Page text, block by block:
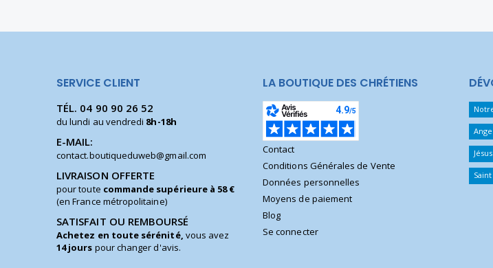
SERVICE CLIENT
TÉL. 04 90 90 26 52
du lundi au vendredi 8h-18h
E-MAIL:
contact.boutiqueduweb@gmail.com
LIVRAISON OFFERTE
pour toute commande supérieure à 58 €
(en France métropolitaine)
SATISFAIT OU REMBOURSÉ
Achetez en toute sérénité, vous avez
14 jours pour changer d'avis.
LA BOUTIQUE DES CHRÉTIENS
Contact
Conditions Générales de Vente
Données personnelles
Moyens de paiement
Blog
Se connecter